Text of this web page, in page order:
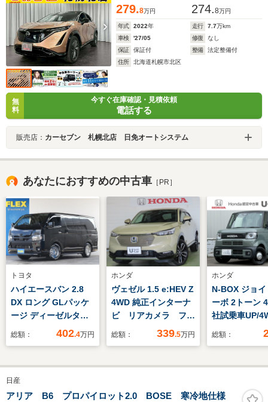
279.8万円 274.8万円
年式 2022年 走行 7.7万km
車検
'27/05 修復
なし
保証
保証付 整備
法定整備付
住所
北海道札幌市北区
無
料
今すぐ在庫確認・見積依頼
電話する
販売店： カーセブン 札幌北店 日免オートシステム
あなたにおすすめの中古車 ［PR］
トヨタ
ハイエースバン 2.8
DX ロング GLパッケ
ージ ディーゼルター
ボ 4WD ・TRDフロン
ル・トーヨーH30タイ
ヤ・TRDリアバンパ
ースポイラー・テール
総額： 402.4万円
ホンダ
ヴェゼル 1.5 e:HEV Z
4WD 純正インターナ
ビ リアカメラ フル
セグ 純正ドラレコ
パドルシフト
ート LEDフォグ
総額： 339.5万円
ホンダ
N-BOX ジョ
ーボ 2トーン
社試乗車UP/
ーボ/2トーン/
電動スライド
純正フロアマ
総額：
日産
アリア B6 プロパイロット2.0 BOSE 寒冷地仕様